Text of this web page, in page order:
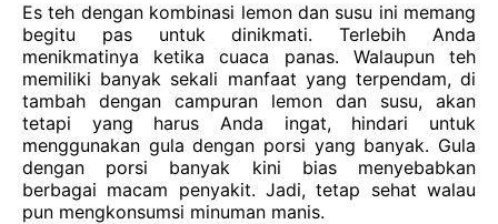
Es teh dengan kombinasi lemon dan susu ini memang
begitu pas untuk
dinikmati. Terlebih
Anda
menikmatinya
ketika cuaca panas. Walaupun
teh
memiliki banyak sekali manfaat yang terpendam, di
tambah dengan campuran lemon dan susu, akan
tetapi yang harus
Anda ingat, hindari
untuk
menggunakan gula dengan porsi yang banyak. Gula
dengan
porsi banyak kini bias
menyebabkan
berbagai macam penyakit. Jadi, tetap sehat walau
pun mengkonsumsi minuman manis.